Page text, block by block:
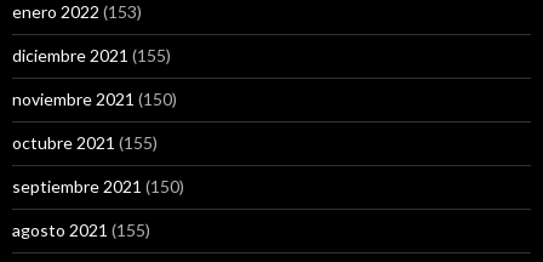
enero 2022 (153)
diciembre 2021 (155)
noviembre 2021 (150)
octubre 2021 (155)
septiembre 2021 (150)
agosto 2021 (155)